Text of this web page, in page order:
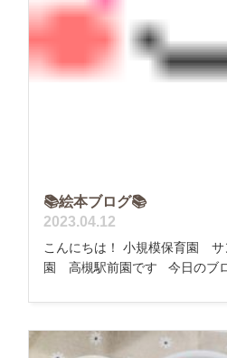
📚絵本ブログ📚
2023.04.12
こんにちは！ 小規模保育園 サ
園 高槻駅前園です 今日のブロ